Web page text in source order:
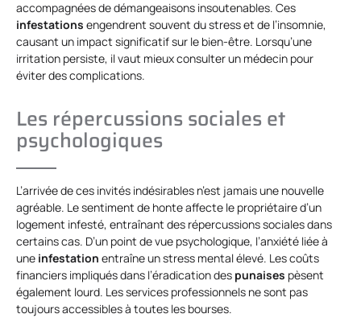
accompagnées de démangeaisons insoutenables. Ces
infestations engendrent souvent du stress et de l’insomnie,
causant un impact significatif sur le bien-être. Lorsqu’une
irritation persiste, il vaut mieux consulter un médecin pour
éviter des complications.
Les répercussions sociales et
psychologiques
L’arrivée de ces invités indésirables n’est jamais une nouvelle
agréable. Le sentiment de honte affecte le propriétaire d’un
logement infesté, entraînant des répercussions sociales dans
certains cas. D’un point de vue psychologique, l’anxiété liée à
une infestation entraîne un stress mental élevé. Les coûts
financiers impliqués dans l’éradication des punaises pèsent
également lourd. Les services professionnels ne sont pas
toujours accessibles à toutes les bourses.